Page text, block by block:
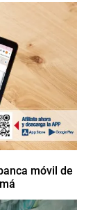
móvil de